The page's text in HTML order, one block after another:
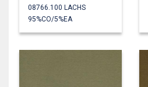
08766.100 LACHS
95%CO/5%EA